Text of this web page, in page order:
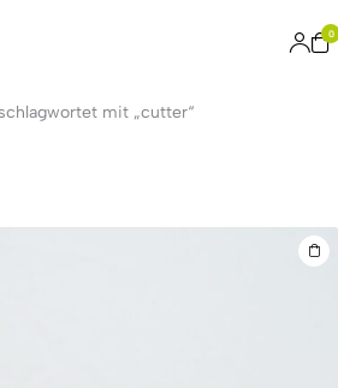
0
mit „cutter“